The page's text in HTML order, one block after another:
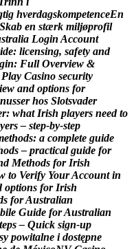
tig hverdagskompetenceEn
Skab en stærk miljøprofil
stralia Login Account
ide: licensing, safety and
gin: Full Overview &
Play Casino security
iew and options for
nusser hos Slotsvader
r: what Irish players need to
yers – step‑by‑step
ethods: a complete guide
ods – practical guide for
d Methods for Irish
to Verify YourAccount in
options for Irish
s forAustralian
bile Guide forAustralian
teps – Quick sign‑up
sy powitalne i dostępne